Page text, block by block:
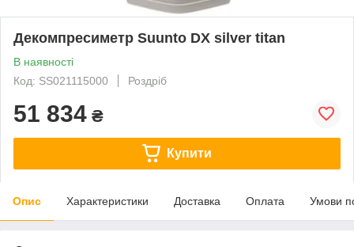
Декомпресиметр Suunto DX silver titan
В наявності
Код: SS021115000
Роздріб
51 834 ₴
Купити
Опис Характеристики Доставка Оплата Умови